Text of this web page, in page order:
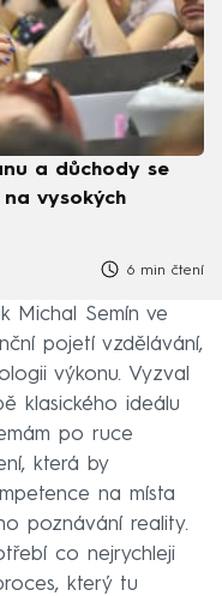
a důchody se
vysokých
6 min čtení
Michal Semín ve
pojetí vzdělávání,
výkonu. Vyzval
klasického ideálu
po ruce
která by
na místa
poznávání reality.
co nejrychleji
který tu